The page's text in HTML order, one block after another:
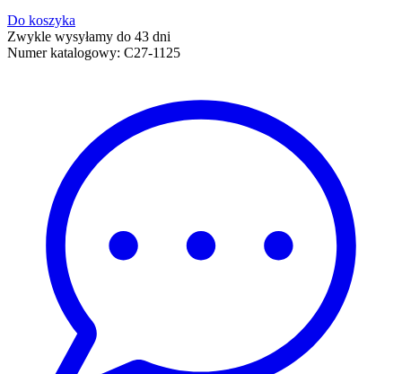
Do koszyka
Zwykle wysyłamy do 43 dni
Numer katalogowy: C27-1125